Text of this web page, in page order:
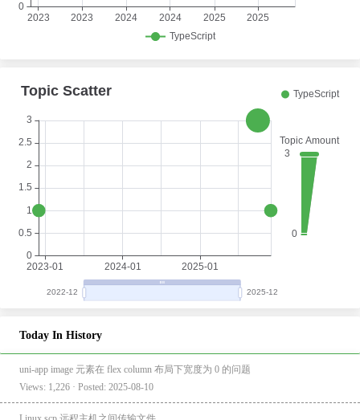
Today In History
uni-app image 元素在 flex column 布局下宽度为 0 的问题
Views: 1,226 · Posted: 2025-08-10